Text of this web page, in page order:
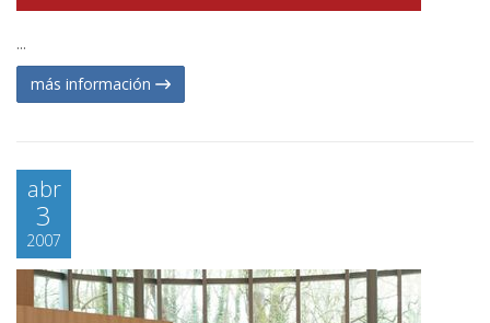
...
más información
abr
3
2007